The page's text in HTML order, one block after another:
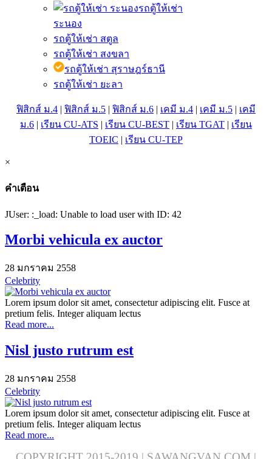
รถตู้ให้เช่า
ระนอง
รถตู้ให้เช่า สตูล
รถตู้ให้เช่า สงขลา
รถตู้ให้เช่า สุราษฎร์ธานี
รถตู้ให้เช่า ยะลา
ฟิสิกส์ ม.4 | ฟิสิกส์ ม.5 | ฟิสิกส์ ม.6 | เคมี ม.4 | เคมี ม.5 | เคมี
ม.6 | เรียน CU-ATS | เรียน CU-BEST | เรียน TGAT | เรียน
TOEIC | เรียน CU-TEP
×
คำเตือน
JUser: :_load: Unable to load user with ID: 42
Morbi vehicula ex auctor
28 มกราคม 2558
Celebrity
Lorem ipsum dolor sit amet, consectetur adipiscing elit. Fusce at
pretium felis. Integer aliquam lectus
Read more...
Nisl justo rutrum est
28 มกราคม 2558
Celebrity
Lorem ipsum dolor sit amet, consectetur adipiscing elit. Fusce at
pretium felis. Integer aliquam lectus
Read more...